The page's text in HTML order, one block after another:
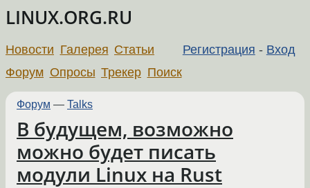
LINUX.ORG.RU
Регистрация - Вход
Новости Галерея Статьи
Форум Опросы Трекер Поиск
Форум — Talks
В будущем, возможно
можно будет писать
модули Linux на Rust